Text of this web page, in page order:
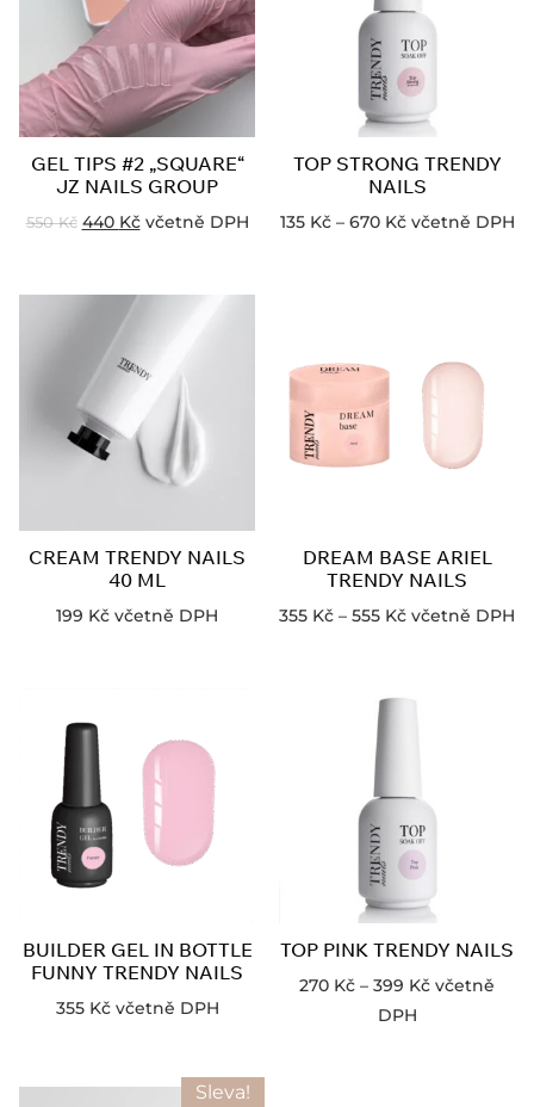
GEL TIPS #2 „SQUARE“
JZ NAILS GROUP
550Kč 440 Kč včetně DPH
TOP STRONG TRENDY
NAILS
135 Kč – 670 Kč včetně DPH
CREAM TRENDY NAILS
40 ML
199 Kč včetně DPH
DREAM BASE ARIEL
TRENDY NAILS
355 Kč – 555 Kč včetně DPH
BUILDER GEL IN BOTTLE
FUNNY TRENDY NAILS
355 Kč včetně DPH
TOP PINK TRENDY NAILS
270 Kč – 399 Kč včetně
DPH
Sleva!